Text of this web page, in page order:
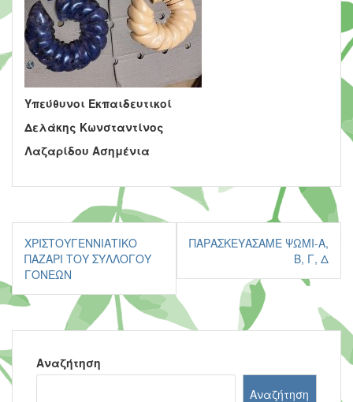
Υπεύθυνοι Εκπαιδευτικοί
Δελάκης Κωνσταντίνος
Λαζαρίδου Ασημένια
Πλοήγηση
άρθρων
ΧΡΙΣΤΟΥΓΕΝΝΙΑΤΙΚΟ
ΠΑΖΑΡΙ ΤΟΥ ΣΥΛΛΟΓΟΥ
ΓΟΝΕΩΝ
ΠΑΡΑΣΚΕΥΑΣΑΜΕ ΨΩΜΙ-Α,
Β, Γ, Δ
Αναζήτηση
Αναζήτηση